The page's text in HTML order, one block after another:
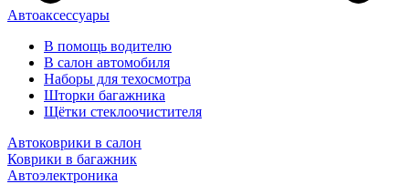
Автоаксессуары
В помощь водителю
В салон автомобиля
Наборы для техосмотра
Шторки багажника
Щётки стеклоочистителя
Автоковрики в салон
Коврики в багажник
Автоэлектроника